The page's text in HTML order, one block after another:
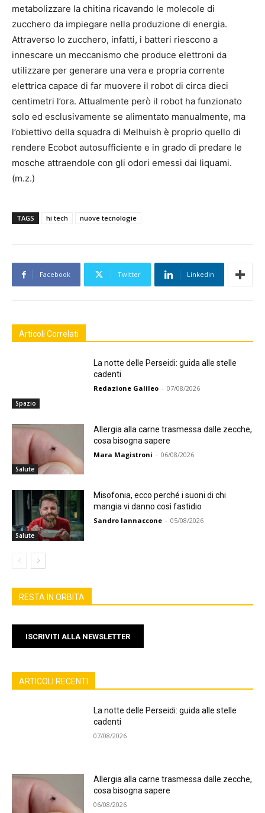
metabolizzare la chitina ricavando le molecole di
zucchero da impiegare nella produzione di energia.
Attraverso lo zucchero, infatti, i batteri riescono a
innescare un meccanismo che produce elettroni da
utilizzare per generare una vera e propria corrente
elettrica capace di far muovere il robot di circa dieci
centimetri l’ora. Attualmente però il robot ha funzionato
solo ed esclusivamente se alimentato manualmente, ma
l’obiettivo della squadra di Melhuish è proprio quello di
rendere Ecobot autosufficiente e in grado di predare le
mosche attraendole con gli odori emessi dai liquami.
(m.z.)
TAGS hi tech nuove tecnologie
Facebook Twitter Linkedin
Articoli Correlati
Spazio
La notte delle Perseidi: guida alle stelle
cadenti
Redazione Galileo - 07/08/2026
Salute
Allergia alla carne trasmessa dalle zecche,
cosa bisogna sapere
Mara Magistroni - 06/08/2026
Salute
Misofonia, ecco perché i suoni di chi
mangia vi danno così fastidio
Sandro Iannaccone - 05/08/2026
RESTA IN ORBITA
ISCRIVITI ALLA NEWSLETTER
ARTICOLI RECENTI
La notte delle Perseidi: guida alle stelle
cadenti
07/08/2026
Allergia alla carne trasmessa dalle zecche,
cosa bisogna sapere
06/08/2026